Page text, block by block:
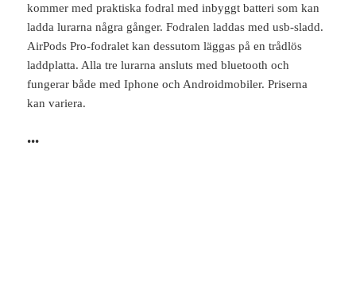
kommer med praktiska fodral med inbyggt batteri som kan
ladda lurarna några gånger. Fodralen laddas med usb-sladd.
AirPods Pro-fodralet kan dessutom läggas på en trådlös
laddplatta. Alla tre lurarna ansluts med bluetooth och
fungerar både med Iphone och Androidmobiler. Priserna
kan variera.
•••